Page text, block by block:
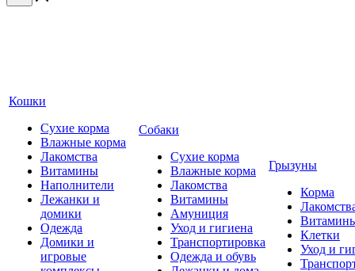
Кошки
Сухие корма
Влажные корма
Лакомства
Витамины
Наполнители
Лежанки и
домики
Одежда
Домики и
игровые
Собаки
Сухие корма
Влажные корма
Лакомства
Витамины
Амуниция
Уход и гигиена
Транспортировка
Одежда и обувь
Грызуны
Корма
Клетки
Уход и